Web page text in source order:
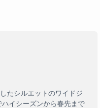
たシルエットのワイドジ
イシーズンから春先まで